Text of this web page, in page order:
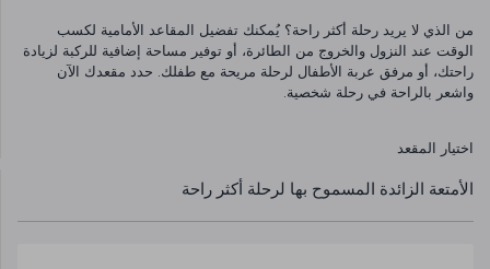
من الذي لا يريد رحلة أكثر راحة؟ يُمكنك تفضيل المقاعد الأمامية لكسب
الوقت عند النزول والخروج من الطائرة، أو توفير مساحة إضافية للركبة لزيادة
راحتك، أو مرفق عربة الأطفال لرحلة مريحة مع طفلك. حدد مقعدك الآن
واشعر بالراحة في رحلة شخصية.
اختيار المقعد
الأمتعة الزائدة المسموح بها لرحلة أكثر راحة